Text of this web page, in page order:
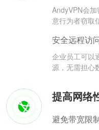
AndyVPN会
意行为者窃取
安全远程访
企业员工可以
源，无需担心
提高网络
避免带宽限